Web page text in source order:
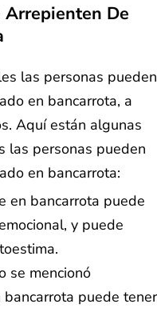
Arrepienten De
las personas pueden
en bancarrota, a
Aquí están algunas
las personas pueden
en bancarrota:
en bancarrota puede
y puede
se mencionó
puede tener